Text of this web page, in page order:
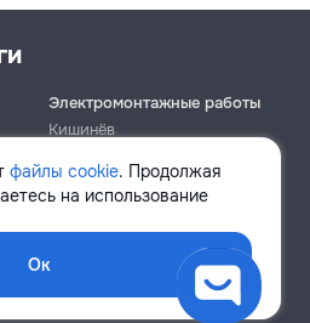
файлы cookie. Продолжая
на использование
Ок
Электромонтажные работы
Кишинёв
Ботаника
Бельцы